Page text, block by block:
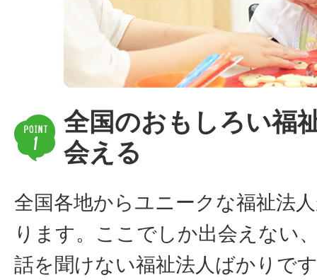
全国のおもしろい福
会える
全国各地からユニークな福祉法
ります。ここでしか出会えない
話を聞けない福祉法人ばかりで